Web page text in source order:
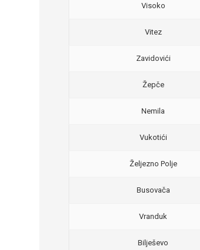
Visoko
Vitez
Zavidovići
Žepče
Nemila
Vukotići
Željezno Polje
Busovača
Vranduk
Bilješevo